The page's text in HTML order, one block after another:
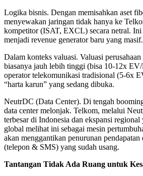
Logika bisnis. Dengan memisahkan aset
menyewakan jaringan tidak hanya ke
kompetitor (ISAT, EXCL) secara netral. Ini
menjadi revenue generator baru yang masif.
Dalam konteks valuasi. Valuasi
biasanya jauh lebih tinggi (bisa 10-12x
operator telekomunikasi tradisional (5-6x
“harta karun” yang sedang dibuka.
NeutrDC (Data Center). Di tengah
data center melonjak. Telkom, melalui
terbesar di Indonesia dan ekspansi regional
global melihat ini sebagai mesin
akan menggantikan penurunan pendapatan
(telepon & SMS) yang sudah usang.
Tantangan Tidak Ada Ruang untuk